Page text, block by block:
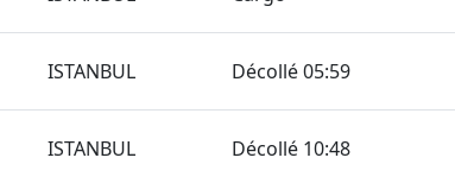
ISTANBUL Décollé 05:59
ISTANBUL Décollé 10:48